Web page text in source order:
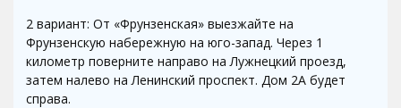
2 вариант: От «Фрунзенская» выезжайте на
Фрунзенскую набережную на юго-запад. Через 1
километр поверните направо на Лужнецкий проезд,
затем налево на Ленинский проспект. Дом 2А будет
справа.